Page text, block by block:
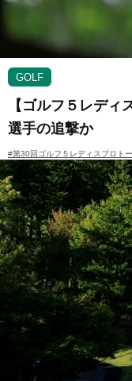
GOLF
【ゴルフ５レデ
選手の追撃か
#第30回ゴルフ５レディスプロト